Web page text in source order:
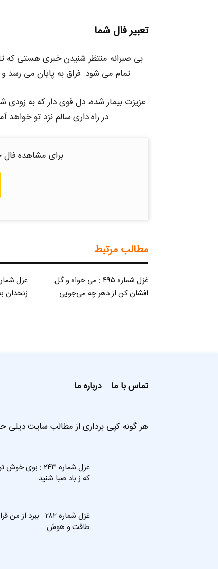
تعبیر فال شما
بی صبرانه منتظر شنیدن خبری هستی که
تمام می شود. فراق به پایان می
عزیزت بیمار شده، دل قوی دار که به
در راه داری سالم نزد تو
برای مشاهده فال
مطالب مرتبط
غزل شماره ۴۹۵ : می خواه و گل
افشان کن از دهر چه می‌جویی
زنخدان
تماس با ما –درباره ما
هر گونه کپی برداری از مطالب سایت دیلی
غزل شماره ۲۴۳ : بوی
که ز باد صبا شنید
غزل شماره ۲۸۲ : ببرد از من
طاقت و هوش